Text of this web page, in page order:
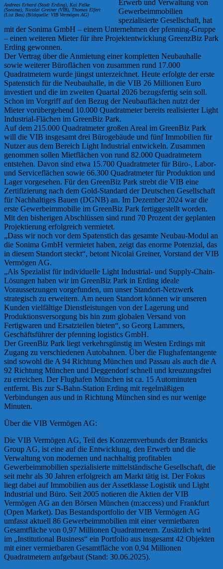
Andreas Erhard (Stadt Erding), Kai Falke
(Sonima), Nicolai Greiner (VIB), Thomas Elfert
(List Bau) (Bildquelle: VIB Vermögen AG)
Erwerb und Verwaltung von
Gewerbeimmobilien
spezialisierte Gesellschaft, hat
mit der Sonima GmbH – einem Unternehmen der pfenning-Gruppe
– einen weiteren Mieter für ihre Projektentwicklung GreenzBiz Park
Erding gewonnen.
Der Vertrag über die Anmietung einer kompletten Neubauhalle
sowie weiterer Büroflächen von zusammen rund 17.000
Quadratmetern wurde jüngst unterzeichnet. Heute erfolgte der erste
Spatenstich für die Neubauhalle, in die VIB 26 Millionen Euro
investiert und die im zweiten Quartal 2026 bezugsfertig sein soll.
Schon im Vorgriff auf den Bezug der Neubauflächen nutzt der
Mieter vorübergehend 10.000 Quadratmeter bereits realisierter Light
Industrial-Flächen im GreenBiz Park.
Auf dem 215.000 Quadratmeter großen Areal im GreenBiz Park
will die VIB insgesamt drei Bürogebäude und fünf Immobilien für
Nutzer aus dem Bereich Light Industrial entwickeln. Zusammen
genommen sollen Mietflächen von rund 82.000 Quadratmetern
entstehen. Davon sind etwa 15.700 Quadratmeter für Büro-, Labor-
und Serviceflächen sowie 66.300 Quadratmeter für Produktion und
Lager vorgesehen. Für den GreenBiz Park strebt die VIB eine
Zertifizierung nach dem Gold-Standard der Deutschen Gesellschaft
für Nachhaltiges Bauen (DGNB) an. Im Dezember 2024 war die
erste Gewerbeimmobilie im GreenBiz Park fertiggestellt worden.
Mit den bisherigen Abschlüssen sind rund 70 Prozent der geplanten
Projektierung erfolgreich vermietet.
„Dass wir noch vor dem Spatenstich das gesamte Neubau-Modul an
die Sonima GmbH vermietet haben, zeigt das enorme Potenzial, das
in diesem Standort steckt“, betont Nicolai Greiner, Vorstand der VIB
Vermögen AG.
„Als Spezialist für individuelle Light Industrial- und Supply-Chain-
Lösungen haben wir im GreenBiz Park in Erding ideale
Voraussetzungen vorgefunden, um unser Standort-Netzwerk
strategisch zu erweitern. Am neuen Standort können wir unseren
Kunden vielfältige Dienstleistungen von der Lagerung und
Produktionsversorgung bis hin zum globalen Versand von
Fertigwaren und Ersatzteilen bieten“, so Georg Lammers,
Geschäftsführer der pfenning logistics GmbH.
Der GreenBiz Park liegt verkehrsgünstig im Westen Erdings mit
Zugang zu verschiedenen Autobahnen. Über die Flughafentangente
sind sowohl die A 94 Richtung München und Passau als auch die A
92 Richtung München und Deggendorf schnell und kreuzungsfrei
zu erreichen. Der Flughafen München ist ca. 15 Autominuten
entfernt. Bis zur S-Bahn-Station Erding mit regelmäßigen
Verbindungen aus und in Richtung München sind es nur wenige
Minuten.
Über die VIB Vermögen AG:
Die VIB Vermögen AG, Teil des Konzernverbunds der Branicks
Group AG, ist eine auf die Entwicklung, den Erwerb und die
Verwaltung von modernen und nachhaltig profitablen
Gewerbeimmobilien spezialisierte mittelständische Gesellschaft, die
seit mehr als 30 Jahren erfolgreich am Markt tätig ist. Der Fokus
liegt dabei auf Immobilien aus der Assetklasse Logistik und Light
Industrial und Büro. Seit 2005 notieren die Aktien der VIB
Vermögen AG an den Börsen München (m:access) und Frankfurt
(Open Market). Das Bestandsportfolio der VIB Vermögen AG
umfasst aktuell 86 Gewerbeimmobilien mit einer vermietbaren
Gesamtfläche von 0,97 Millionen Quadratmetern. Zusätzlich wird
im „Institutional Business“ ein Portfolio aus insgesamt 42 Objekten
mit einer vermietbaren Gesamtfläche von 0,94 Millionen
Quadratmetern aufgebaut (Stand: 30.06.2025).